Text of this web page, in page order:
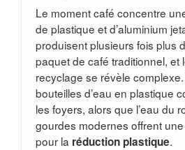
Le moment café concentre
de plastique et d’aluminium
produisent plusieurs fois plus
paquet de café traditionnel, et
recyclage se révèle
bouteilles d’eau en plastique
les foyers, alors que l’eau du
gourdes modernes offrent
pour la réduction plastique.